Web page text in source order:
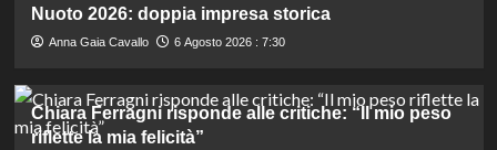
Nuoto 2026: doppia impresa storica
Anna Gaia Cavallo 6 Agosto 2026 : 7:30
Chiara Ferragni risponde alle critiche: “Il mio peso
riflette la mia felicità”